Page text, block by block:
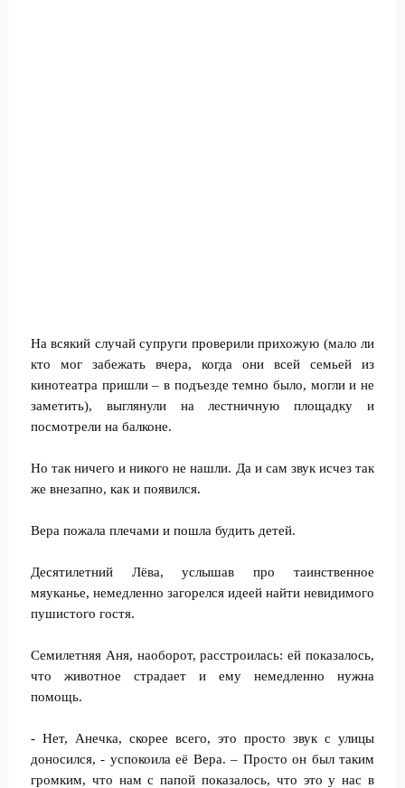
На всякий случай супруги проверили прихожую (мало ли
кто мог забежать вчера, когда они всей семьей из
кинотеатра пришли – в подъезде темно было, могли и не
заметить), выглянули на лестничную площадку и
посмотрели на балконе.
Но так ничего и никого не нашли. Да и сам звук исчез так
же внезапно, как и появился.
Вера пожала плечами и пошла будить детей.
Десятилетний Лёва, услышав про таинственное
мяуканье, немедленно загорелся идеей найти невидимого
пушистого гостя.
Семилетняя Аня, наоборот, расстроилась: ей показалось,
что животное страдает и ему немедленно нужна
помощь.
- Нет, Анечка, скорее всего, это просто звук с улицы
доносился, - успокоила её Вера. – Просто он был таким
громким, что нам с папой показалось, что это у нас в